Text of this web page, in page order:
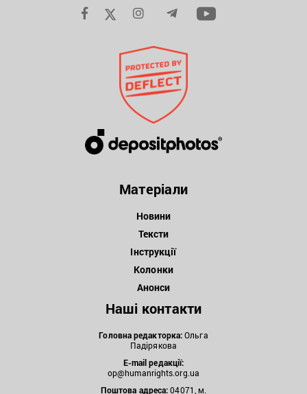
Матеріали
Новини
Тексти
Інструкції
Колонки
Анонси
Наші контакти
Головна редакторка:Ольга
Падірякова
E-mail редакції:
op@humanrights.org.ua
Поштова адреса:04071, м.